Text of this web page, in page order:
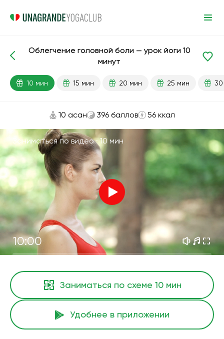
Голова
Облегчение головной боли — урок йоги 10
минут
10 мин 15 мин 20 мин 25 мин
10 асан 396 баллов 56 ккал
Заниматься по видео ·10 мин
10:00
Заниматься по схеме 10 мин
Удобнее в приложении